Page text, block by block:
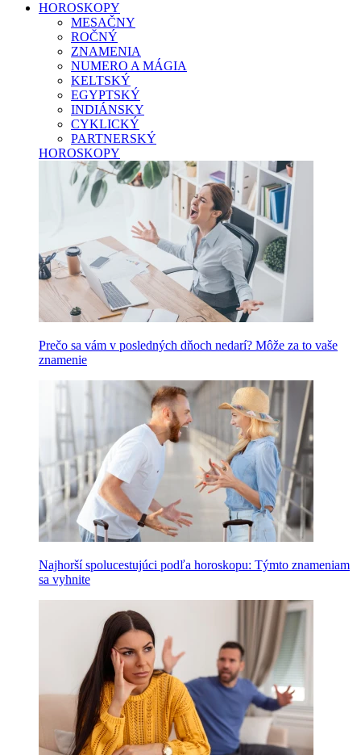
HOROSKOPY
MESAČNY
ROČNÝ
ZNAMENIA
NUMERO A MÁGIA
KELTSKÝ
EGYPTSKÝ
INDIÁNSKY
CYKLICKÝ
PARTNERSKÝ
HOROSKOPY
Prečo sa vám v posledných dňoch nedarí? Môže za to vaše
znamenie
Najhorší spolucestujúci podľa horoskopu: Týmto znameniam
sa vyhnite